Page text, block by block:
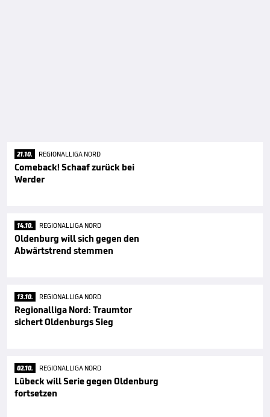
21.10. REGIONALLIGA NORD
Comeback! Schaaf zurück bei
Werder
14.10. REGIONALLIGA NORD
Oldenburg will sich gegen den
Abwärtstrend stemmen
13.10. REGIONALLIGA NORD
Regionalliga Nord: Traumtor
sichert Oldenburgs Sieg
02.10. REGIONALLIGA NORD
Lübeck will Serie gegen Oldenburg
fortsetzen